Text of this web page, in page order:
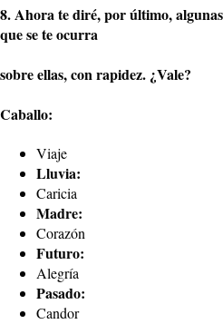
8. Ahora te diré, por último,
que se te ocurra
sobre ellas, con rapidez. ¿Vale?
Caballo:
Viaje
Lluvia:
Caricia
Madre:
Corazón
Futuro:
Alegría
Pasado:
Candor